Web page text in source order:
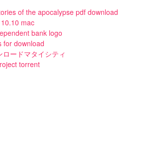
of the apocalypse pdf download
mac
bank logo
for download
ードマタイシティ
torrent